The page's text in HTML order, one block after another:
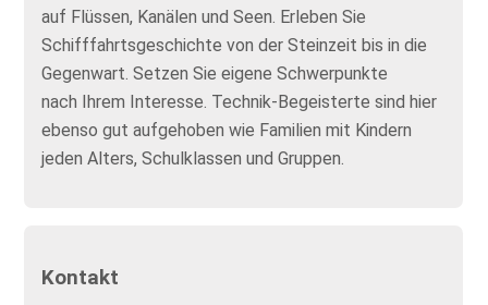
auf Flüssen, Kanälen und Seen. Erleben Sie
Schifffahrtsgeschichte von der Steinzeit bis in die
Gegenwart. Setzen Sie eigene Schwerpunkte
nach Ihrem Interesse. Technik-Begeisterte sind hier
ebenso gut aufgehoben wie Familien mit Kindern
jeden Alters, Schulklassen und Gruppen.
Kontakt